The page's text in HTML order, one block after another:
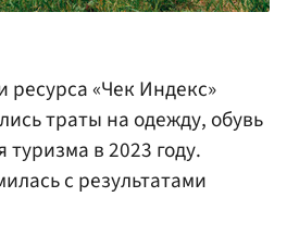
«Чек Индекс»
траты на одежду, обувь
в 2023 году.
с результатами